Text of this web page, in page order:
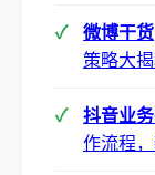
微博干货
策略大揭
抖音业
作流程